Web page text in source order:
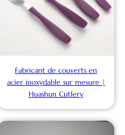
Fabricant de couverts en
acier inoxydable sur mesure |
Huashun Cutlery